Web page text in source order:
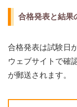
合格発表と結果
合格発表は試験日
ウェブサイトで確
が郵送されます。